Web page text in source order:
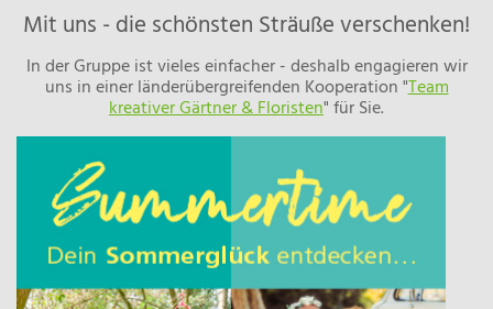
Mit uns - die schönsten Sträuße verschenken!
In der Gruppe ist vieles einfacher - deshalb engagieren wir
uns in einer länderübergreifenden Kooperation "Team
kreativer Gärtner & Floristen" für Sie.